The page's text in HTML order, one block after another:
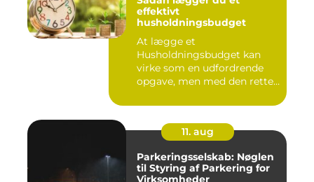
effektivt
husholdningsbudget
At lægge et
Husholdningsbudget kan
virke som en udfordrende
opgave, men med den rette
11. aug
Parkeringsselskab: Nøglen
til Styring af Parkering for
Virksomheder